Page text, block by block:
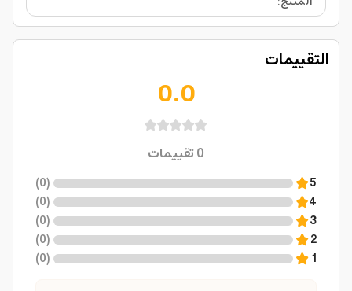
التقييمات
0.0
0تقييمات
5
(
0
)
4
(
0
)
3
(
0
)
2
(
0
)
1
(
0
)